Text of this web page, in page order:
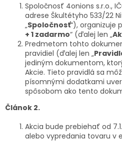
Spoločnosť 4onions s.r.o.,
adrese Škultétyho 533/22
„Spoločnosť“), organizuje
+ 1 zadarmo“ (ďalej len „
Predmetom tohto
pravidiel (ďalej len „
jediným dokumentom,
Akcie. Tieto pravidlá sa
písomnými dodatkami
spôsobom ako tento
Článok 2.
Akcia bude prebiehať od
alebo vypredania tovaru v